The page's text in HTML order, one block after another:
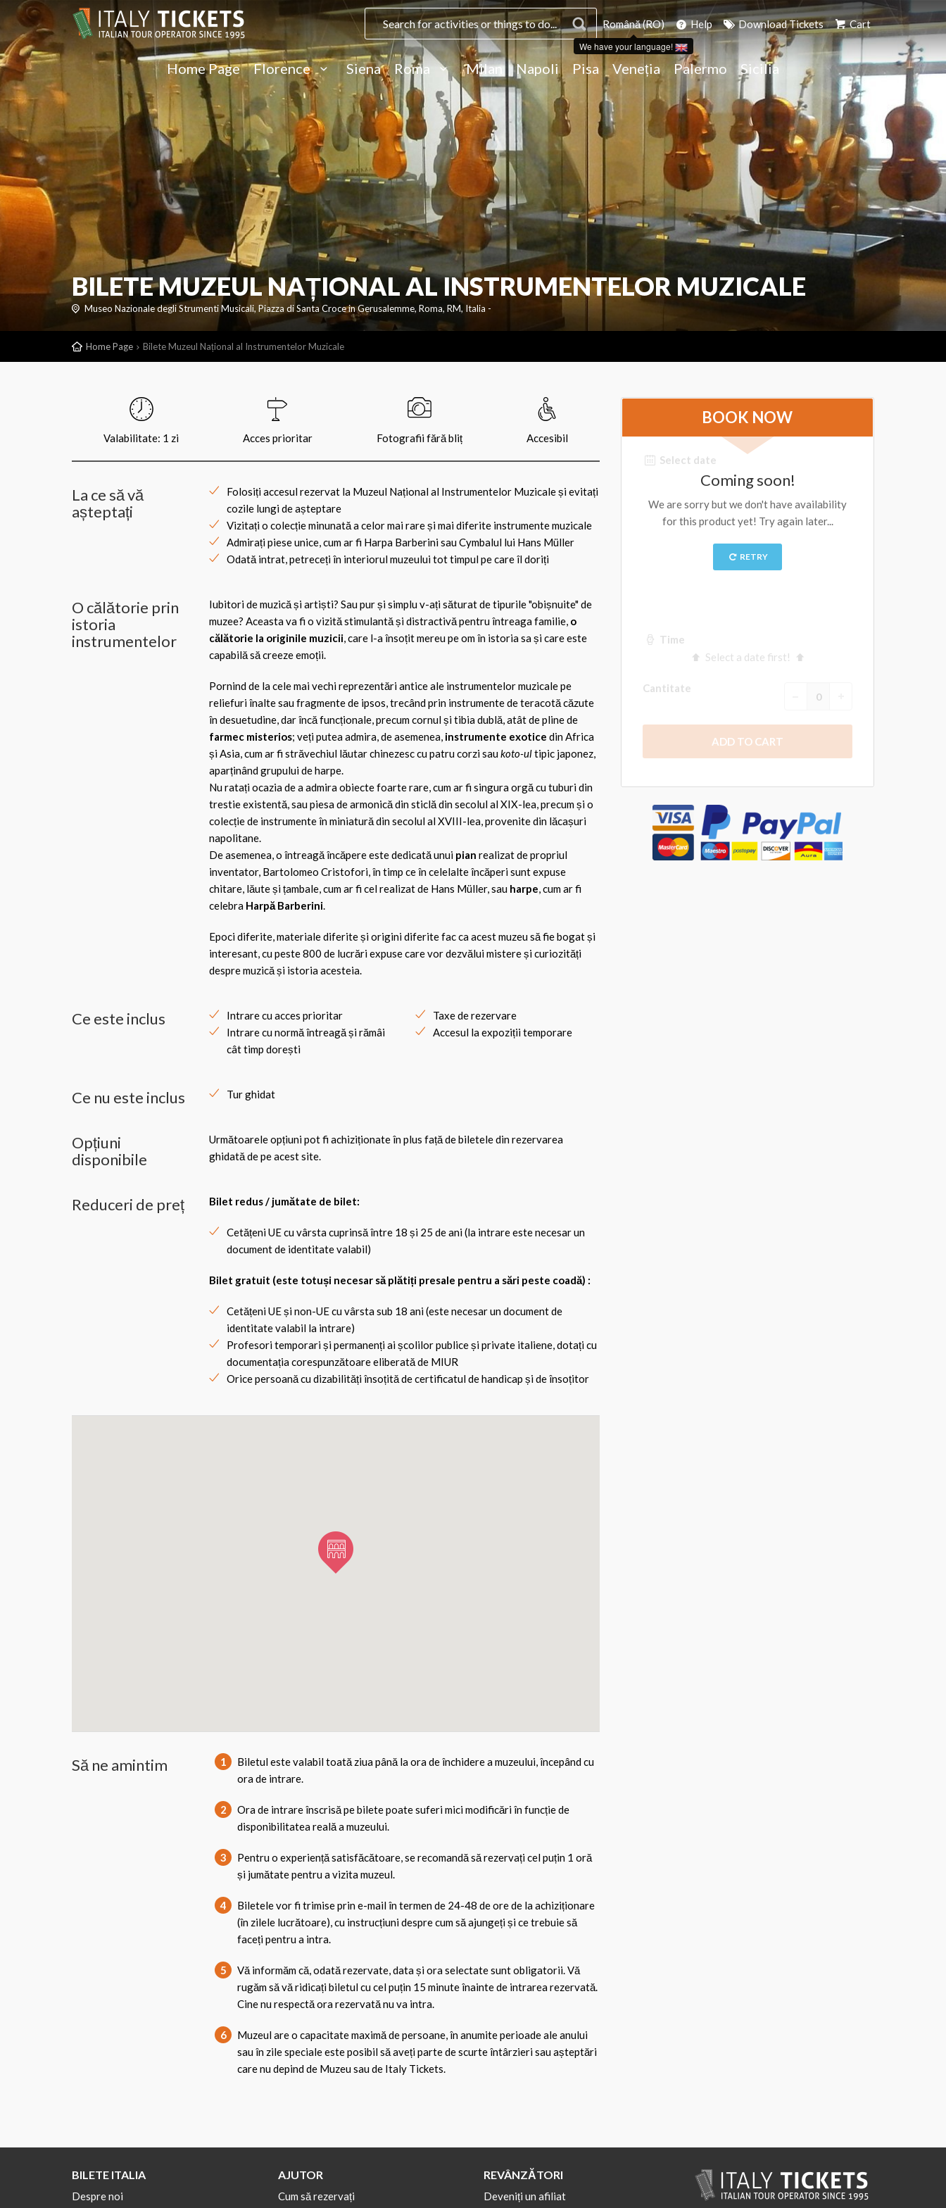
Română (RO)
We have your language!
Help Download Tickets Cart
Home Page Florence Siena Roma Milan Napoli Pisa Veneția Palermo Sicilia
BILETE MUZEUL NAȚIONAL AL INSTRUMENTELOR MUZICALE
Museo Nazionale degli Strumenti Musicali, Piazza di Santa Croce in Gerusalemme, Roma, RM, Italia -
Home Page Bilete Muzeul Național al Instrumentelor Muzicale
Valabilitate: 1 zi Acces prioritar Fotografii fără bliț Accesibil
La ce să vă
așteptați
Folosiți accesul rezervat la Muzeul Național al Instrumentelor Muzicale și evitați
cozile lungi de așteptare
Vizitați o colecție minunată a celor mai rare și mai diferite instrumente muzicale
Admirați piese unice, cum ar fi Harpa Barberini sau Cymbalul lui Hans Müller
Odată intrat, petreceți în interiorul muzeului tot timpul pe care îl doriți
O călătorie prin
istoria
instrumentelor
Iubitori de muzică și artiști? Sau pur și simplu v-ați săturat de tipurile "obișnuite" de
muzee? Aceasta va fi o vizită stimulantă și distractivă pentru întreaga familie, o
călătorie la originile muzicii, care l-a însoțit mereu pe om în istoria sa și care este
capabilă să creeze emoții.
Pornind de la cele mai vechi reprezentări antice ale instrumentelor muzicale pe
reliefuri înalte sau fragmente de ipsos, trecând prin instrumente de teracotă căzute
în desuetudine, dar încă funcționale, precum cornul și tibia dublă, atât de pline de
farmec misterios; veți putea admira, de asemenea, instrumente exotice din Africa
și Asia, cum ar fi străvechiul lăutar chinezesc cu patru corzi saukoto-ultipic japonez,
aparținând grupului de harpe.
Nu ratați ocazia de a admira obiecte foarte rare, cum ar fi singura orgă cu tuburi din
trestie existentă, sau piesa de armonică din sticlă din secolul al XIX-lea, precum și o
colecție de instrumente în miniatură din secolul al XVIII-lea, provenite din lăcașuri
napolitane.
De asemenea, o întreagă încăpere este dedicată unui pian realizat de propriul
inventator, Bartolomeo Cristofori, în timp ce în celelalte încăperi sunt expuse
chitare, lăute și țambale, cum ar fi cel realizat de Hans Müller, sau harpe, cum ar fi
celebra Harpă Barberini.
Epoci diferite, materiale diferite și origini diferite fac ca acest muzeu să fie bogat și
interesant, cu peste 800 de lucrări expuse care vor dezvălui mistere și curiozități
despre muzică și istoria acesteia.
Ce este inclus
Intrare cu acces prioritar
Intrare cu normă întreagă și rămâi
cât timp dorești
Taxe de rezervare
Accesul la expoziții temporare
Ce nu este inclus Tur ghidat
Opțiuni
disponibile
Următoarele opțiuni pot fi achiziționate în plus față de biletele din rezervarea
ghidată de pe acest site.
Reduceri de preț Bilet redus / jumătate de bilet:
Cetățeni UE cu vârsta cuprinsă între 18 și 25 de ani (la intrare este necesar un
document de identitate valabil)
Bilet gratuit (este totuși necesar să plătiți presale pentru a sări peste coadă) :
Cetățeni UE și non-UE cu vârsta sub 18 ani (este necesar un document de
identitate valabil la intrare)
Profesori temporari și permanenți ai școlilor publice și private italiene, dotați cu
documentația corespunzătoare eliberată de MIUR
Orice persoană cu dizabilități însoțită de certificatul de handicap și de însoțitor
Să ne amintim 1
Biletul este valabil toată ziua până la ora de închidere a muzeului, începând cu
ora de intrare.
2
Ora de intrare înscrisă pe bilete poate suferi mici modificări în funcție de
disponibilitatea reală a muzeului.
3
Pentru o experiență satisfăcătoare, se recomandă să rezervați cel puțin 1 oră
și jumătate pentru a vizita muzeul.
4
Biletele vor fi trimise prin e-mail în termen de 24-48 de ore de la achiziționare
(în zilele lucrătoare), cu instrucțiuni despre cum să ajungeți și ce trebuie să
faceți pentru a intra.
5
Vă informăm că, odată rezervate, data și ora selectate sunt obligatorii. Vă
rugăm să vă ridicați biletul cu cel puțin 15 minute înainte de intrarea rezervată.
Cine nu respectă ora rezervată nu va intra.
6
Muzeul are o capacitate maximă de persoane, în anumite perioade ale anului
sau în zile speciale este posibil să aveți parte de scurte întârzieri sau așteptări
care nu depind de Muzeu sau de Italy Tickets.
BOOK NOW
Select date
Time
Select a date first!
Cantitate
ADD TO CART
Coming soon!
We are sorry but we don't have availability
for this product yet! Try again later...
RETRY
BILETE ITALIA
Despre noi
AJUTOR
Cum să rezervați
REVÂNZĂTORI
Deveniți un afiliat